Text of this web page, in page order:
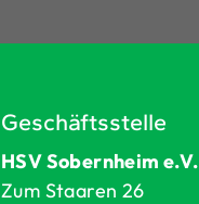
Geschäftsstelle
HSV Sobernheim e.V.
Zum Staaren 26